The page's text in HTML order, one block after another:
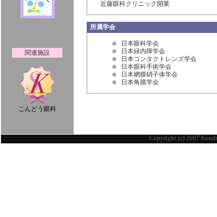
関連施設
こんどう眼科
近藤眼科クリニック開業
所属学会
日本眼科学会
日本緑内障学会
日本コンタクトレンズ学会
日本眼科手術学会
日本網膜硝子体学会
日本角膜学会
Copyright (c) 2007